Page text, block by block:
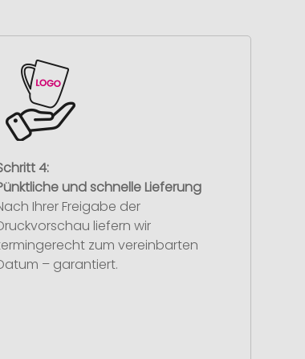
4:
und schnelle Lieferung
Ihrer Freigabe der
liefern wir
zum vereinbarten
– garantiert.